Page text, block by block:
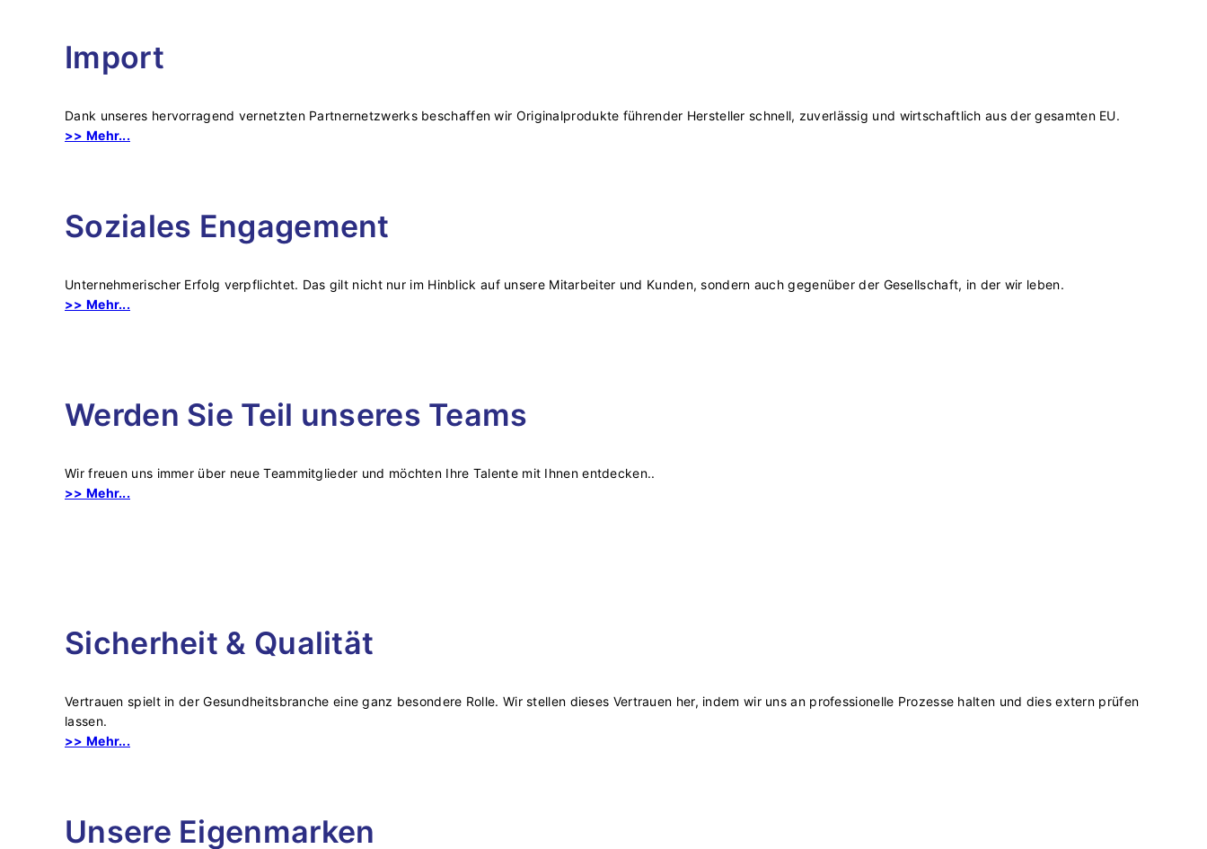
Import
Dank unseres hervorragend vernetzten Partnernetzwerks beschaffen wir Originalprodukte führender Hersteller schnell, zuverlässig und wirtschaftlich aus der gesamten EU.
>> Mehr...
Soziales Engagement
Unternehmerischer Erfolg verpflichtet. Das gilt nicht nur im Hinblick auf unsere Mitarbeiter und Kunden, sondern auch gegenüber der Gesellschaft, in der wir leben.
>> Mehr...
Werden Sie Teil unseres Teams
Wir freuen uns immer über neue Teammitglieder und möchten Ihre Talente mit Ihnen entdecken..
>> Mehr...
Sicherheit & Qualität
Vertrauen spielt in der Gesundheitsbranche eine ganz besondere Rolle. Wir stellen dieses Vertrauen her, indem wir uns an professionelle Prozesse halten und dies extern prüfen
lassen.
>> Mehr...
Unsere Eigenmarken